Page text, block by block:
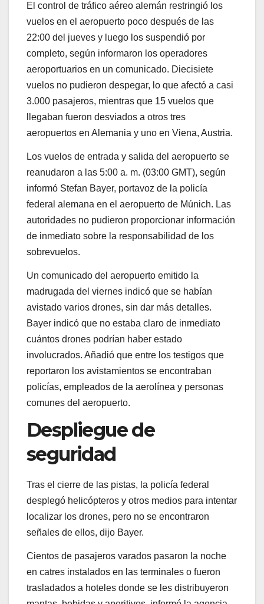
El control de tráfico aéreo alemán restringió los
vuelos en el aeropuerto poco después de las
22:00 del jueves y luego los suspendió por
completo, según informaron los operadores
aeroportuarios en un comunicado. Diecisiete
vuelos no pudieron despegar, lo que afectó a casi
3.000 pasajeros, mientras que 15 vuelos que
llegaban fueron desviados a otros tres
aeropuertos en Alemania y uno en Viena, Austria.
Los vuelos de entrada y salida del aeropuerto se
reanudaron a las 5:00 a. m. (03:00 GMT), según
informó Stefan Bayer, portavoz de la policía
federal alemana en el aeropuerto de Múnich. Las
autoridades no pudieron proporcionar información
de inmediato sobre la responsabilidad de los
sobrevuelos.
Un comunicado del aeropuerto emitido la
madrugada del viernes indicó que se habían
avistado varios drones, sin dar más detalles.
Bayer indicó que no estaba claro de inmediato
cuántos drones podrían haber estado
involucrados. Añadió que entre los testigos que
reportaron los avistamientos se encontraban
policías, empleados de la aerolínea y personas
comunes del aeropuerto.
Despliegue de
seguridad
Tras el cierre de las pistas, la policía federal
desplegó helicópteros y otros medios para intentar
localizar los drones, pero no se encontraron
señales de ellos, dijo Bayer.
Cientos de pasajeros varados pasaron la noche
en catres instalados en las terminales o fueron
trasladados a hoteles donde se les distribuyeron